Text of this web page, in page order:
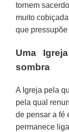
tornem
muito
que
Uma
sombra
A Igreja pela
pela qual
de pensar a fé
permanece